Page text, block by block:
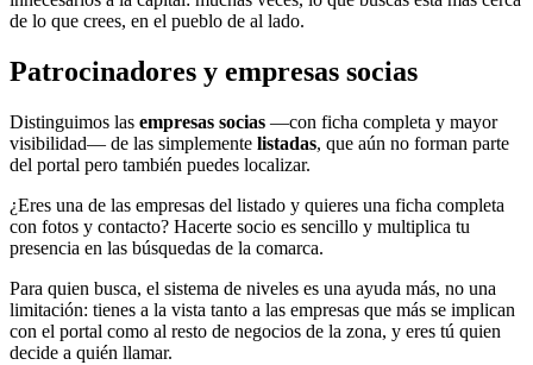
de lo que crees, en el pueblo de al lado.
Patrocinadores y empresas socias
Distinguimos las empresas socias —con ficha completa y mayor
visibilidad— de las simplemente listadas, que aún no forman parte
del portal pero también puedes localizar.
¿Eres una de las empresas del listado y quieres una ficha completa
con fotos y contacto? Hacerte socio es sencillo y multiplica tu
presencia en las búsquedas de la comarca.
Para quien busca, el sistema de niveles es una ayuda más, no una
limitación: tienes a la vista tanto a las empresas que más se implican
con el portal como al resto de negocios de la zona, y eres tú quien
decide a quién llamar.